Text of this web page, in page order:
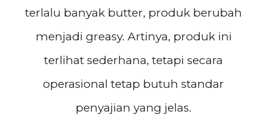
terlalu banyak butter, produk berubah
menjadi greasy. Artinya, produk ini
terlihat sederhana, tetapi secara
operasional tetap butuh standar
penyajian yang jelas.